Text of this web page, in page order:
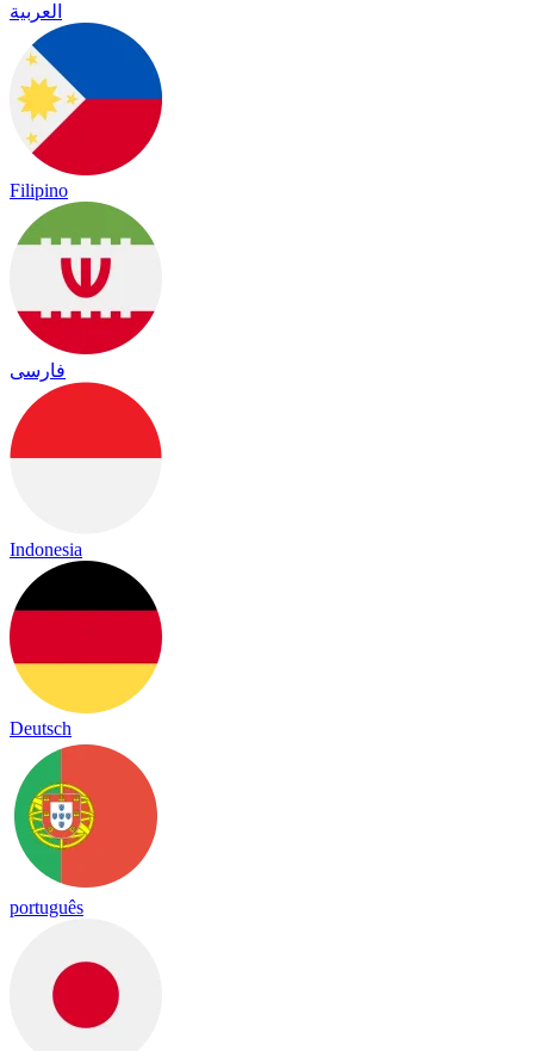
العربية
Filipino
فارسی
Indonesia
Deutsch
português